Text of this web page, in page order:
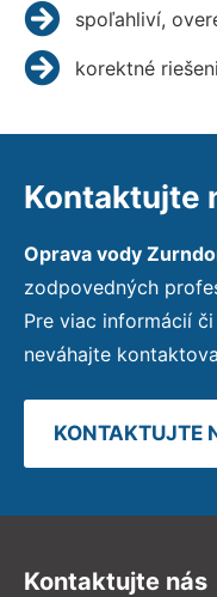
spoľahliví,
korektné
Kontaktujte
Oprava vody
zodpovedných
Pre viac informácií
neváhajte
KONTAKTUJTE
Kontaktujte nás